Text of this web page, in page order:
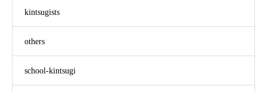
kintsugists
others
school-kintsugi